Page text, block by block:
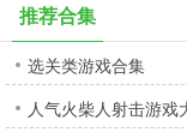
推荐合集
选关类游戏合集
人气火柴人射击游戏